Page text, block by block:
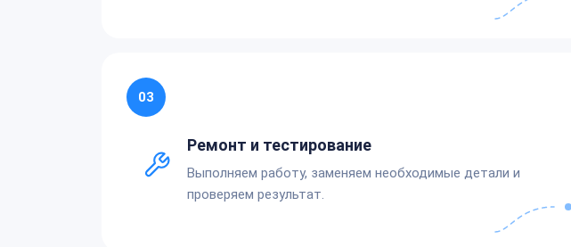
03
Ремонт и тестирование
Выполняем работу, заменяем необходимые детали и
проверяем результат.